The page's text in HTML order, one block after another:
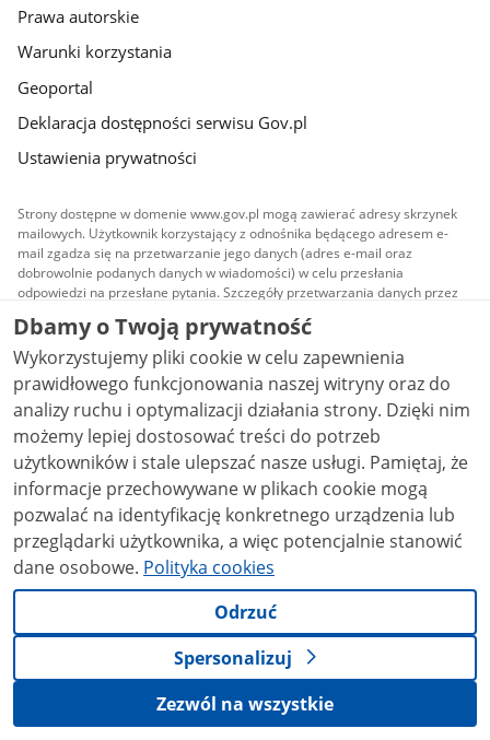
Prawa autorskie
Warunki korzystania
Geoportal
Deklaracja dostępności serwisu Gov.pl
Ustawienia prywatności
Strony dostępne w domenie www.gov.pl mogą zawierać adresy skrzynek
mailowych. Użytkownik korzystający z odnośnika będącego adresem e-
mail zgadza się na przetwarzanie jego danych (adres e-mail oraz
dobrowolnie podanych danych w wiadomości) w celu przesłania
odpowiedzi na przesłane pytania. Szczegóły przetwarzania danych przez
osobowych.
Treści tekstowe publikowane w serwisie (z
wyłączeniem treści audiowizualnych), są udostępniane
na licencji typu Creative Commons: uznanie autorstwa
- na tych samych warunkach 4.0 (CC BY-SA 4.0).
Materiały audiowizualne, w tym zdjęcia, materiały
audio i wideo, są udostępniane na licencji typu
Creative Commons: uznanie autorstwa użycie
niekomercyjne - bez utworów zależnych 4.0 (CC BY-
NC-ND 4.0), o ile nie jest to stwierdzone inaczej.
Dbamy o Twoją prywatność
Wykorzystujemy pliki cookie w celu zapewnienia
prawidłowego funkcjonowania naszej witryny oraz do
analizy ruchu i optymalizacji działania strony. Dzięki nim
możemy lepiej dostosować treści do potrzeb
użytkowników i stale ulepszać nasze usługi. Pamiętaj, że
informacje przechowywane w plikach cookie mogą
pozwalać na identyfikację konkretnego urządzenia lub
przeglądarki użytkownika, a więc potencjalnie stanowić
dane osobowe. Polityka cookies
Odrzuć
Spersonalizuj
Zezwól na wszystkie